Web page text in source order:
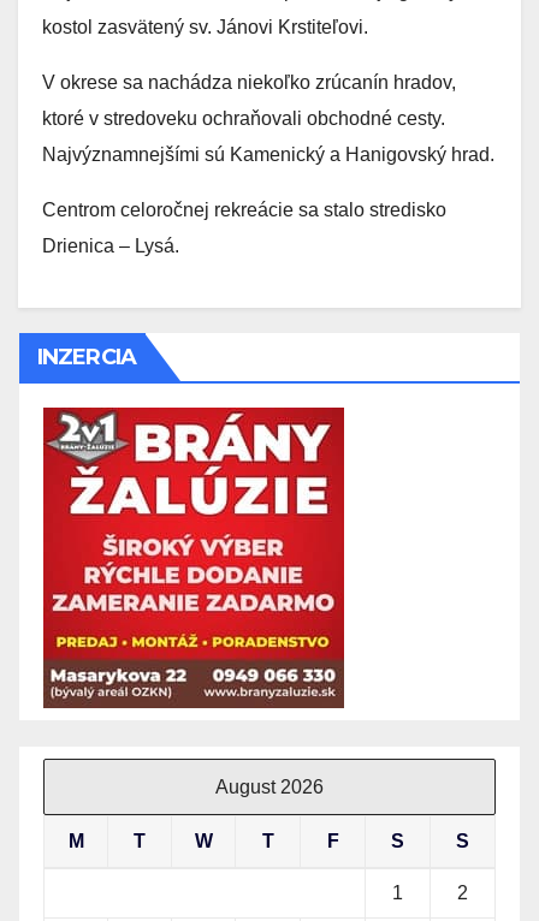
kostol zasvätený sv. Jánovi Krstiteľovi.
V okrese sa nachádza niekoľko zrúcanín hradov,
ktoré v stredoveku ochraňovali obchodné cesty.
Najvýznamnejšími sú Kamenický a Hanigovský hrad.
Centrom celoročnej rekreácie sa stalo stredisko
Drienica – Lysá.
INZERCIA
August 2026
M T W T F S S
1 2